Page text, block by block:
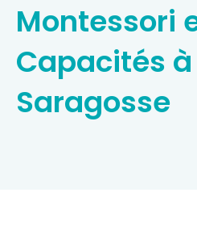
Montessori
Capacités à
Saragosse